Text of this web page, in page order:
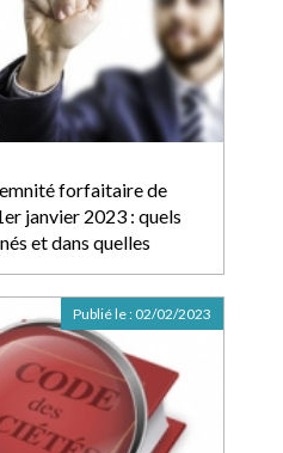
forfaitaire de
janvier 2023 : quels
et dans quelles
Publié le : 02/02/2023